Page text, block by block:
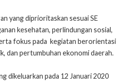
yang diprioritaskan sesuai SE
kesehatan, perlindungan sosial,
fokus pada kegiatan berorientasi
dan pertumbuhan ekonomi daerah.
dikeluarkan pada 12 Januari 2020